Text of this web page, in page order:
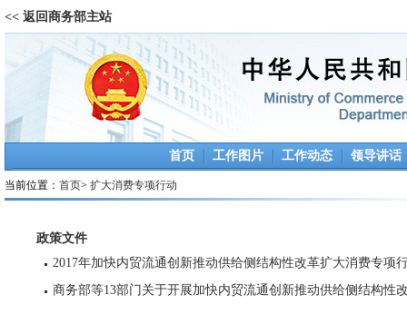
<< 返回商务部主站
首页 工作图片 工作动态 领导讲话
当前位置： 首页> 扩大消费专项行动
政策文件